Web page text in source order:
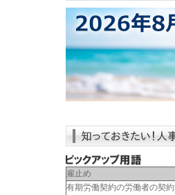
雇止め
有期労働契約の労働者の契